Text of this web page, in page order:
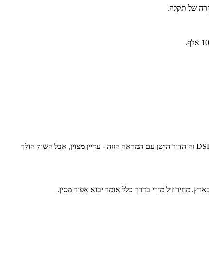
של תקלה.
בקצרה? מירורלס (ללא מראה) קטנות יותר, קלות יותר, עם אוטופוקוס הרבה יותר מהיר בווידאו ועינית דיגיטלית שמראה לכם בדיוק איך תצא התמונה. DSLR זה הדור הישן עם המראה הזזה - עדיין מצוין, אבל השוק הולך